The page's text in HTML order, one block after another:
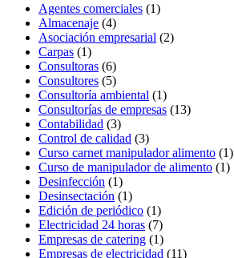
Agentes comerciales (1)
Almacenaje (4)
Asociación empresarial (2)
Carpas (1)
Consultoras (6)
Consultores (5)
Consultoría ambiental (1)
Consultorías de empresas (13)
Contabilidad (3)
Control de calidad (3)
Curso carnet manipulador alimento (1)
Curso de manipulador de alimento (1)
Desinfección (1)
Desinsectación (1)
Edición de periódico (1)
Electricidad 24 horas (7)
Empresas de catering (1)
Empresas de electricidad (11)